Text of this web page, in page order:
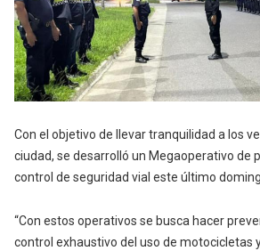
Con el objetivo de llevar tranquilidad a los
ciudad, se desarrolló un Megaoperativo de
control de seguridad vial este último
“Con estos operativos se busca hacer
control exhaustivo del uso de motocicletas